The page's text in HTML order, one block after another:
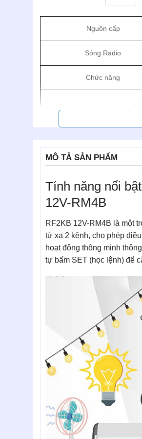
Nguồn cấp
Sóng Radio
Chức năng
Khoảng cách điều khiển
Tích hợp
MÔ TẢ SẢN PHẨM
Tính năng nổi
12V-RM4B
RF2KB 12V-RM4B là một
từ xa 2 kênh, cho phép
hoạt động thông minh
tự bấm SET (học lệnh) để